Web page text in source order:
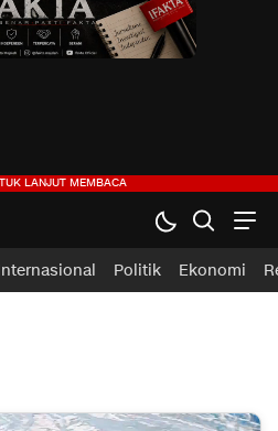
Politik Ekonomi